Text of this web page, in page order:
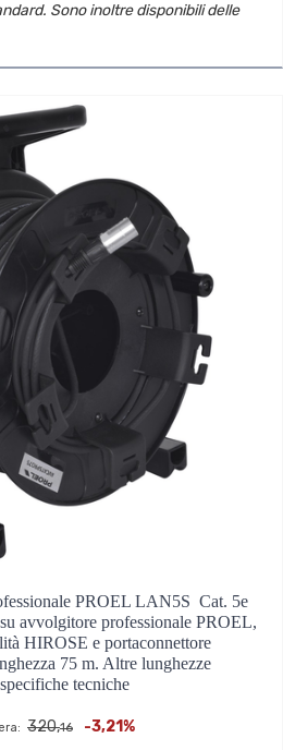
Sono inoltre disponibili delle
PROEL LAN5S  Cat. 5e
avvolgitore professionale PROEL,
HIROSE e portaconnettore
75 m. Altre lunghezze
tecniche
320,16 -3,21%